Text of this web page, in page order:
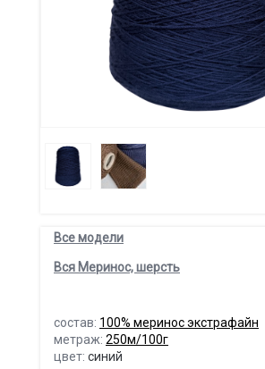
Все модели
Вся Меринос, шерсть
состав: 100% меринос экстрафайн
метраж: 250м/100г
цвет: синий